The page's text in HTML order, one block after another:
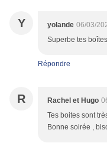
Y yolande 06/03/
Superbe tes
Répondre
R Rachel et Hugo
Tes boites sont
Bonne soirée ,